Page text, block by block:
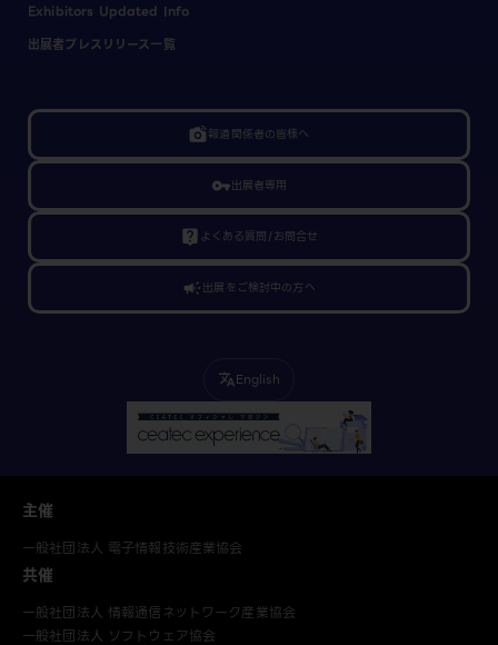
Exhibitors Updated Info
出展者プレスリリース一覧
linked_camera報道関係者の皆様へ
vpn_key出展者専用
live_help よくある質問/お問合せ
campaign出展をご検討中の方へ
translateEnglish
主催
一般社団法人 電子情報技術産業協会
共催
一般社団法人 情報通信ネットワーク産業協会
一般社団法人 ソフトウェア協会